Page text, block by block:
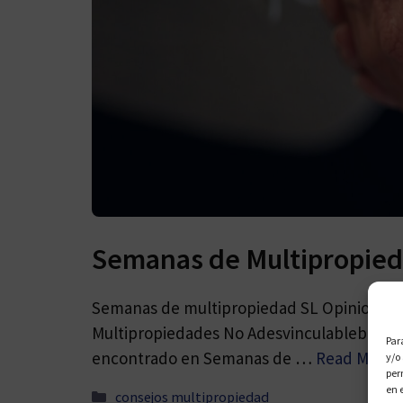
y/o
en
Semanas de
Semanas de multipropiedad SL
Multipropiedades No Adesvinculablebles
encontrado en Semanas de … Read More
Categorías
consejos multipropiedad